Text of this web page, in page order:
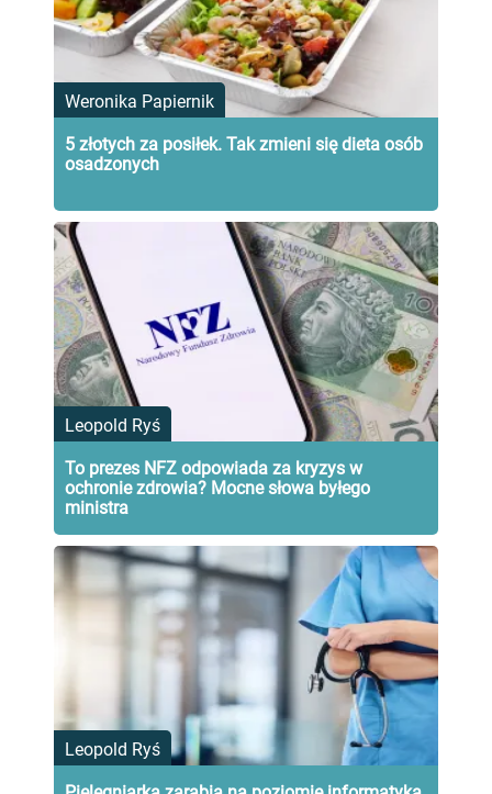
Weronika Papiernik
5 złotych za posiłek. Tak zmieni się dieta osób
osadzonych
Leopold Ryś
To prezes NFZ odpowiada za kryzys w
ochronie zdrowia? Mocne słowa byłego
ministra
Leopold Ryś